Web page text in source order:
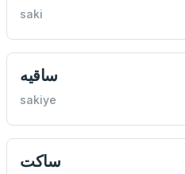
saki
ساقيه
sakiye
ساكت